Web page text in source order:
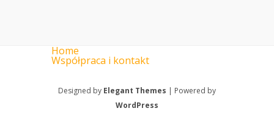
Home
Współpraca i kontakt
Designed by Elegant Themes | Powered by
WordPress